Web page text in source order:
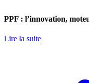
PPF : l’innovation,
Lire la suite